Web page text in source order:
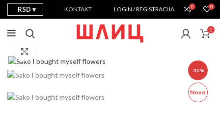
RSD KONTAKT LOGIN / REGISTRACIJA 0 0
0
-30%
Novo